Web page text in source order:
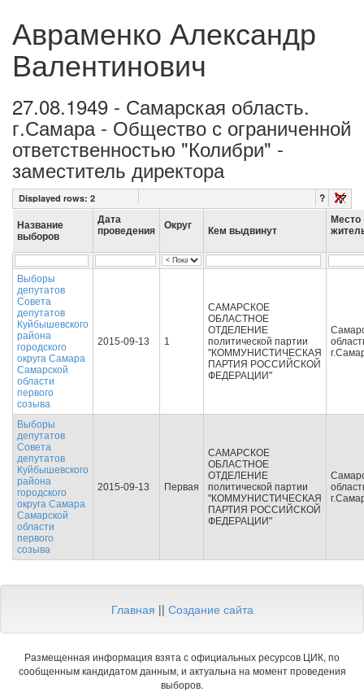
Авраменко Александр
Валентинович
27.08.1949 - Самарская область.
г.Самара - Общество с ограниченной
ответственностью "Колибри" -
заместитель директора
Displayed rows: 2 ?
Название
выборов
Дата
проведения
Округ Кем выдвинут
Место
Выборы
депутатов
Совета
депутатов
Куйбышевского
района
городского
округа Самара
Самарской
области
первого
созыва
2015-09-13 1
САМАРСКОЕ
ОБЛАСТНОЕ
ОТДЕЛЕНИЕ
политической партии
"КОММУНИСТИЧЕСКАЯ
ПАРТИЯ РОССИЙСКОЙ
ФЕДЕРАЦИИ"
Выборы
депутатов
Совета
депутатов
Куйбышевского
района
городского
округа Самара
Самарской
области
первого
созыва
2015-09-13 Первая
САМАРСКОЕ
ОБЛАСТНОЕ
ОТДЕЛЕНИЕ
политической партии
"КОММУНИСТИЧЕСКАЯ
ПАРТИЯ РОССИЙСКОЙ
ФЕДЕРАЦИИ"
Главная || Создание сайта
Размещенная информация взята с официальных ресурсов ЦИК, по
сообщенным кандидатом данным, и актуальна на момент проведения
выборов.